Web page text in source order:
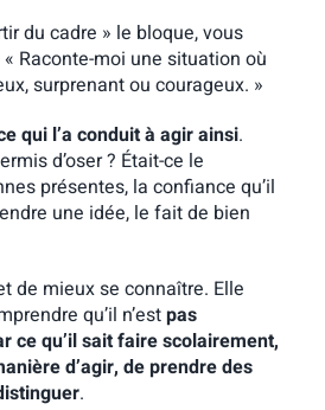
du cadre » le bloque, vous
Raconte-moi une situation où
surprenant ou courageux. »
qui l’a conduit à agir ainsi.
d’oser ? Était-ce le
présentes, la confiance qu’il
une idée, le fait de bien
de mieux se connaître. Elle
qu’il n’estpas
ce qu’il sait faire scolairement,
d’agir, de prendre des
.